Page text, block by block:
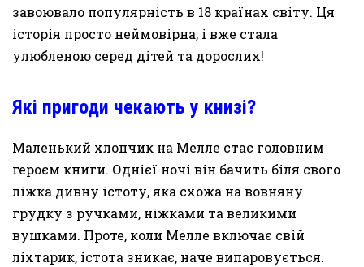
завоювало популярність в 18 країнах світу. Ця
історія просто неймовірна, і вже стала
улюбленою серед дітей та дорослих!
Які пригоди чекають у книзі?
Маленький хлопчик на Мелле стає головним
героєм книги. Однієї ночі він бачить біля свого
ліжка дивну істоту, яка схожа на вовняну
грудку з ручками, ніжками та великими
вушками. Проте, коли Мелле включає свій
ліхтарик, істота зникає, наче випаровується.